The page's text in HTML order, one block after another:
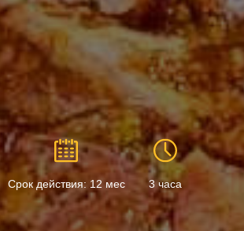
Срок действия: 12 мес 3 часа